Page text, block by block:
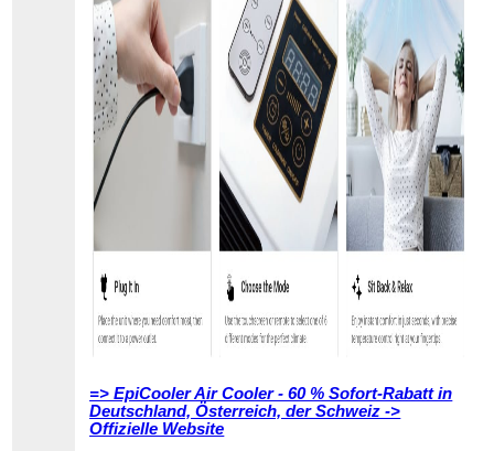
=> EpiCooler Air Cooler - 60 % Sofort-Rabatt in
Deutschland, Österreich, der Schweiz ->
Offizielle Website